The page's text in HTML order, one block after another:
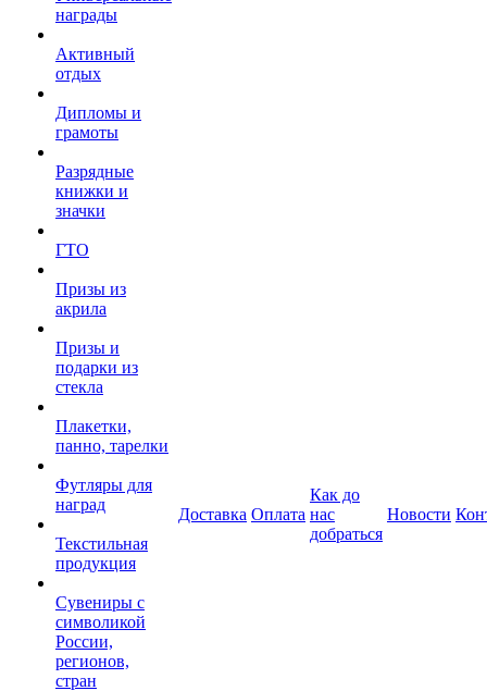
награды
Активный
отдых
Дипломы и
грамоты
Разрядные
книжки и
значки
ГТО
Призы из
акрила
Призы и
подарки из
стекла
Плакетки,
панно, тарелки
Футляры для
наград
Текстильная
продукция
Сувениры с
символикой
России,
регионов,
стран
Доставка Оплата
Как до
нас
добраться
Новости